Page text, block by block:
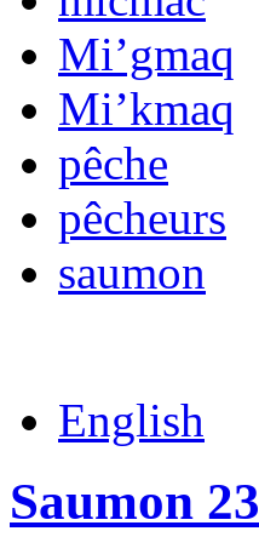
Mi’gmaq
Mi’kmaq
pêche
pêcheurs
saumon
English
Saumon 23